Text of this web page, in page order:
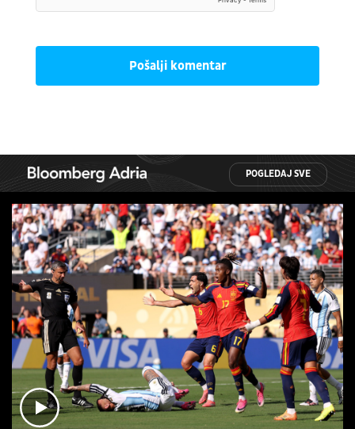
Pošalji komentar
POGLEDAJ SVE